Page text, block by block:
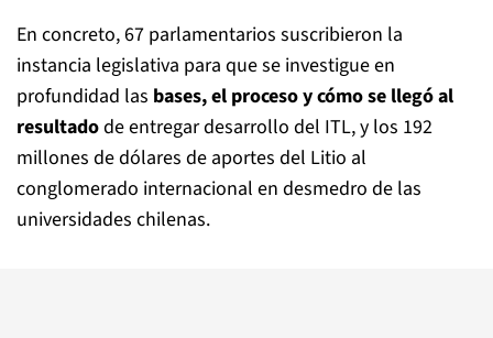
En concreto, 67 parlamentarios suscribieron la
instancia legislativa para que se investigue en
profundidad las bases, el proceso y cómo se llegó al
resultadode entregar desarrollo del ITL, y los 192
millones de dólares de aportes del Litio al
conglomerado internacional en desmedro de las
universidades chilenas.